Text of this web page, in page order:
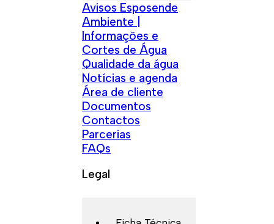
Avisos Esposende
Ambiente |
Informações e
Cortes de Água
Qualidade da água
Notícias e agenda
Área de cliente
Documentos
Contactos
Parcerias
FAQs
Legal